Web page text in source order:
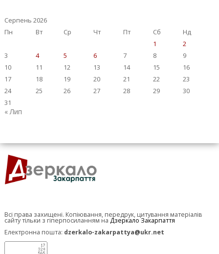
Серпень 2026
Пн
Вт Ср Чт Пт Сб
Нд
1
2
3
4 5 6 7 8
9
10
11 12 13 14 15
16
17
18 19 20 21 22
23
24
25 26 27 28 29
30
31
« Лип
Всі права захищені. Копіювання, передрук, цитування матеріалів
сайту тільки з гіперпосиланням на Дзеркало Закарпаття
Електронна пошта: dzerkalo-zakarpattya@ukr.net